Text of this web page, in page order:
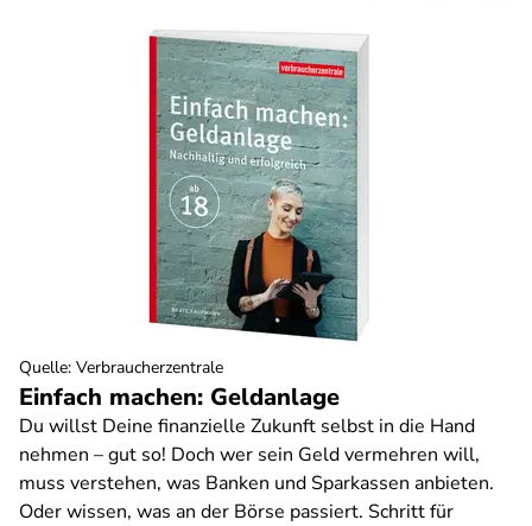
Einfach machen: Geldanlage
Du willst Deine finanzielle Zukunft selbst in die Hand
nehmen – gut so! Doch wer sein Geld vermehren will,
muss verstehen, was Banken und Sparkassen anbieten.
Oder wissen, was an der Börse passiert. Schritt für
Quelle: Verbraucherzentrale